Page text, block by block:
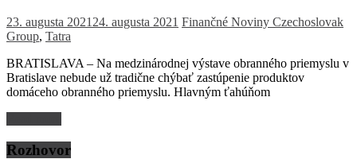
23. augusta 2021 24. augusta 2021 Finančné Noviny Czechoslovak
Group, Tatra
BRATISLAVA – Na medzinárodnej výstave obranného priemyslu v
Bratislave nebude už tradične chýbať zastúpenie produktov
domáceho obranného priemyslu. Hlavným ťahúňom
Rozhovor